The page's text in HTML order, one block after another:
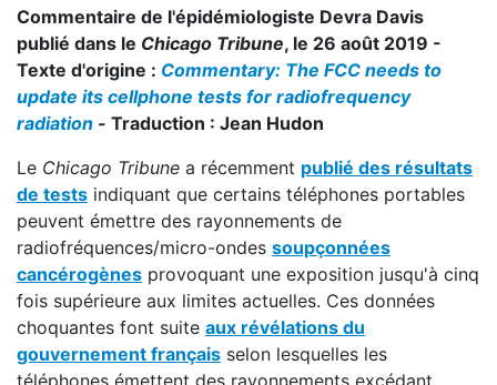
Commentaire de l'épidémiologiste Devra Davis
publié dans le Chicago Tribune, le 26 août 2019 -
Texte d'origine : Commentary: The FCC needs to
update its cellphone tests for radiofrequency
radiation - Traduction : Jean Hudon
Le Chicago Tribune a récemment publié des résultats
de tests indiquant que certains téléphones portables
peuvent émettre des rayonnements de
radiofréquences/micro-ondes soupçonnées
cancérogènes provoquant une exposition jusqu'à cinq
fois supérieure aux limites actuelles. Ces données
choquantes font suite aux révélations du
gouvernement français selon lesquelles les
téléphones émettent des rayonnements excédant